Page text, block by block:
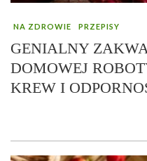
NA ZDROWIE PRZEPISY
GENIALNY
DOMOWEJ
KREW I